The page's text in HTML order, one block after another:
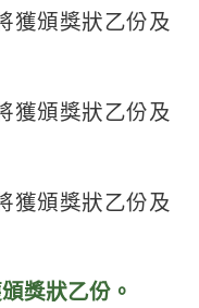
獲頒獎狀乙份及
獲頒獎狀乙份及
獲頒獎狀乙份及
獎狀乙份。